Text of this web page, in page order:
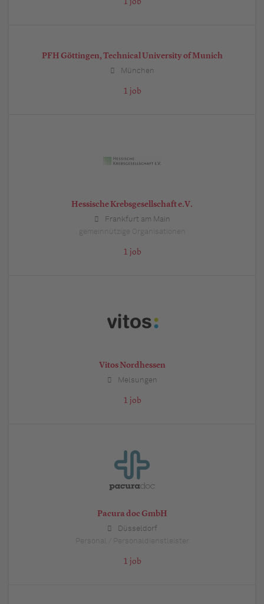
PFH Göttingen, Technical University of Munich
München
1 job
Hessische Krebsgesellschaft e.V.
Frankfurt am Main
gemeinnützige Organisationen
1 job
Vitos Nordhessen
Melsungen
1 job
Pacura doc GmbH
Düsseldorf
Personal / Personaldienstleister
1 job